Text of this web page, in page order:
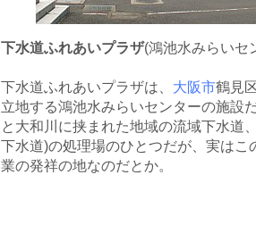
下水道ふれあいプラザ(鴻池水みらいセ
下水道ふれあいプラザは、 大阪市鶴見
立地する鴻池水みらいセンターの施設
と大和川に挟まれた地域の流域下水道
下水道)の処理場のひとつだが、実は
業の発祥の地なのだとか。